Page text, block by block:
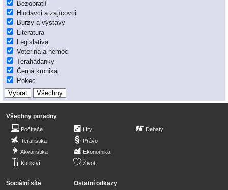
Bezobratlí
Hlodavci a zajícovci
Burzy a výstavy
Literatura
Legislativa
Veterina a nemoci
Terahádanky
Černá kronika
Pokec
Všechny poradny
Počítače
Teraristika
Akvaristika
Kutilství
Hry
Právo
Ekonomika
Život
Debaty
Sociální sítě Ostatní odkazy